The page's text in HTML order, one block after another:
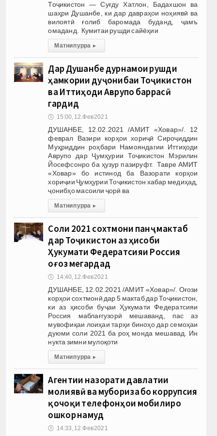
Тоҷикистон — Суғду Хатлон, Бадахшон ва
шаҳри Душанбе, ки дар давраҳои ноҳиявӣ ва
вилоятӣ ғолиб баромада буданд, ҷамъ
омаданд. Кумитаи рушди сайёҳии
Матни пурра ▸
Дар Душанбе дурнамои рушди
ҳамкории дуҷонибаи Тоҷикистон
ва Иттиҳоди Аврупо баррасӣ
гардид
🕔 15:00, 12.Фев 2021
ДУШАНБЕ, 12.02.2021 /АМИТ «Ховар»/. 12
феврал Вазири корҳои хориҷӣ Сироҷиддин
Муҳриддин роҳбари Намояндагии Иттиҳоди
Аврупо дар Ҷумҳурии Тоҷикистон Мэрилин
Йосефсонро ба ҳузур пазируфт. Тавре АМИТ
«Ховар» бо истинод ба Вазорати корҳои
хориҷии Ҷумҳурии Тоҷикистон хабар медиҳад,
ҷонибҳо масоили ҷорӣ ва
Матни пурра ▸
Соли 2021 сохтмони панҷ мактаб
дар Тоҷикистон аз ҳисоби
Ҳукумати Федератсияи Россия
оғоз мегардад
🕔 14:40, 12.Фев 2021
ДУШАНБЕ, 12.02.2021 /АМИТ «Ховар»/. Оғози
корҳои сохтмонӣ дар 5 мактаб дар Тоҷикистон,
ки аз ҳисоби буҷаи Ҳукумати Федератсияи
Россия маблағгузорӣ мешаванд, пас аз
мувофиқаи лоиҳаи тарҳи биноҳо дар семоҳаи
дуюми соли 2021 ба роҳ монда мешавад. Ин
нукта зимни мулоқоти
Матни пурра ▸
Агентии назорати давлатии
молиявӣ ва мубориза бо коррупсия
қочоқи телефонҳои мобилиро
ошкор намуд
🕔 14:33, 12.Фев 2021